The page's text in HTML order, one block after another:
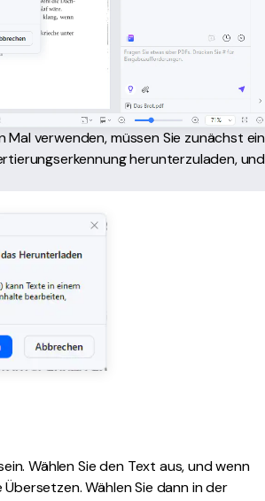
Mal verwenden, müssen Sie zunächst ein
herunterzuladen, und
Wählen Sie den Text aus, und wenn
Wählen Sie dann in der